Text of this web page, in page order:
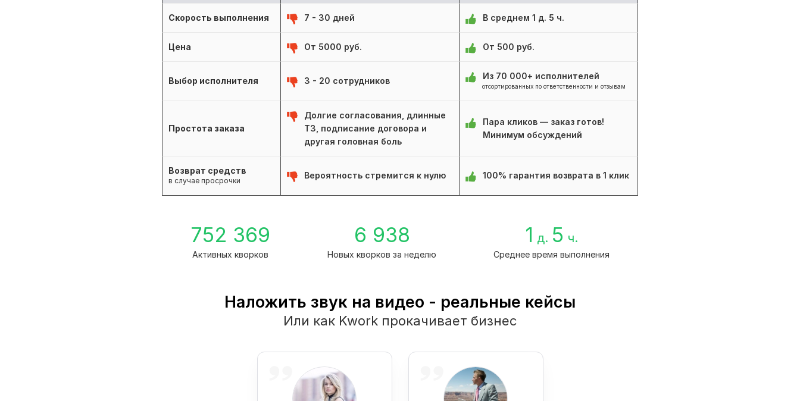
Скорость выполнения 7 - 30 дней В среднем 1 д. 5 ч.
Цена От 5000 руб. От 500 руб.
Выбор исполнителя 3 - 20 сотрудников Из 70 000+ исполнителей
отсортированных по ответственности и отзывам
Простота заказа
Долгие согласования, длинные
ТЗ, подписание договора и
другая головная боль
Пара кликов — заказ готов!
Минимум обсуждений
Возврат средств
в случае просрочки
Вероятность стремится к нулю 100% гарантия возврата в 1 клик
752 369
Активных кворков
6 938
Новых кворков за неделю
1 д. 5 ч.
Среднее время выполнения
Наложить звук на видео - реальные кейсы
Или как Kwork прокачивает бизнес